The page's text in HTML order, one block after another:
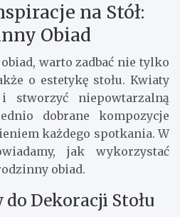
na Stół:
Obiad
warto zadbać nie tylko
o estetykę stołu. Kwiaty
stworzyć niepowtarzalną
dobrane kompozycje
każdego spotkania. W
jak wykorzystać
obiad.
Dekoracji Stołu